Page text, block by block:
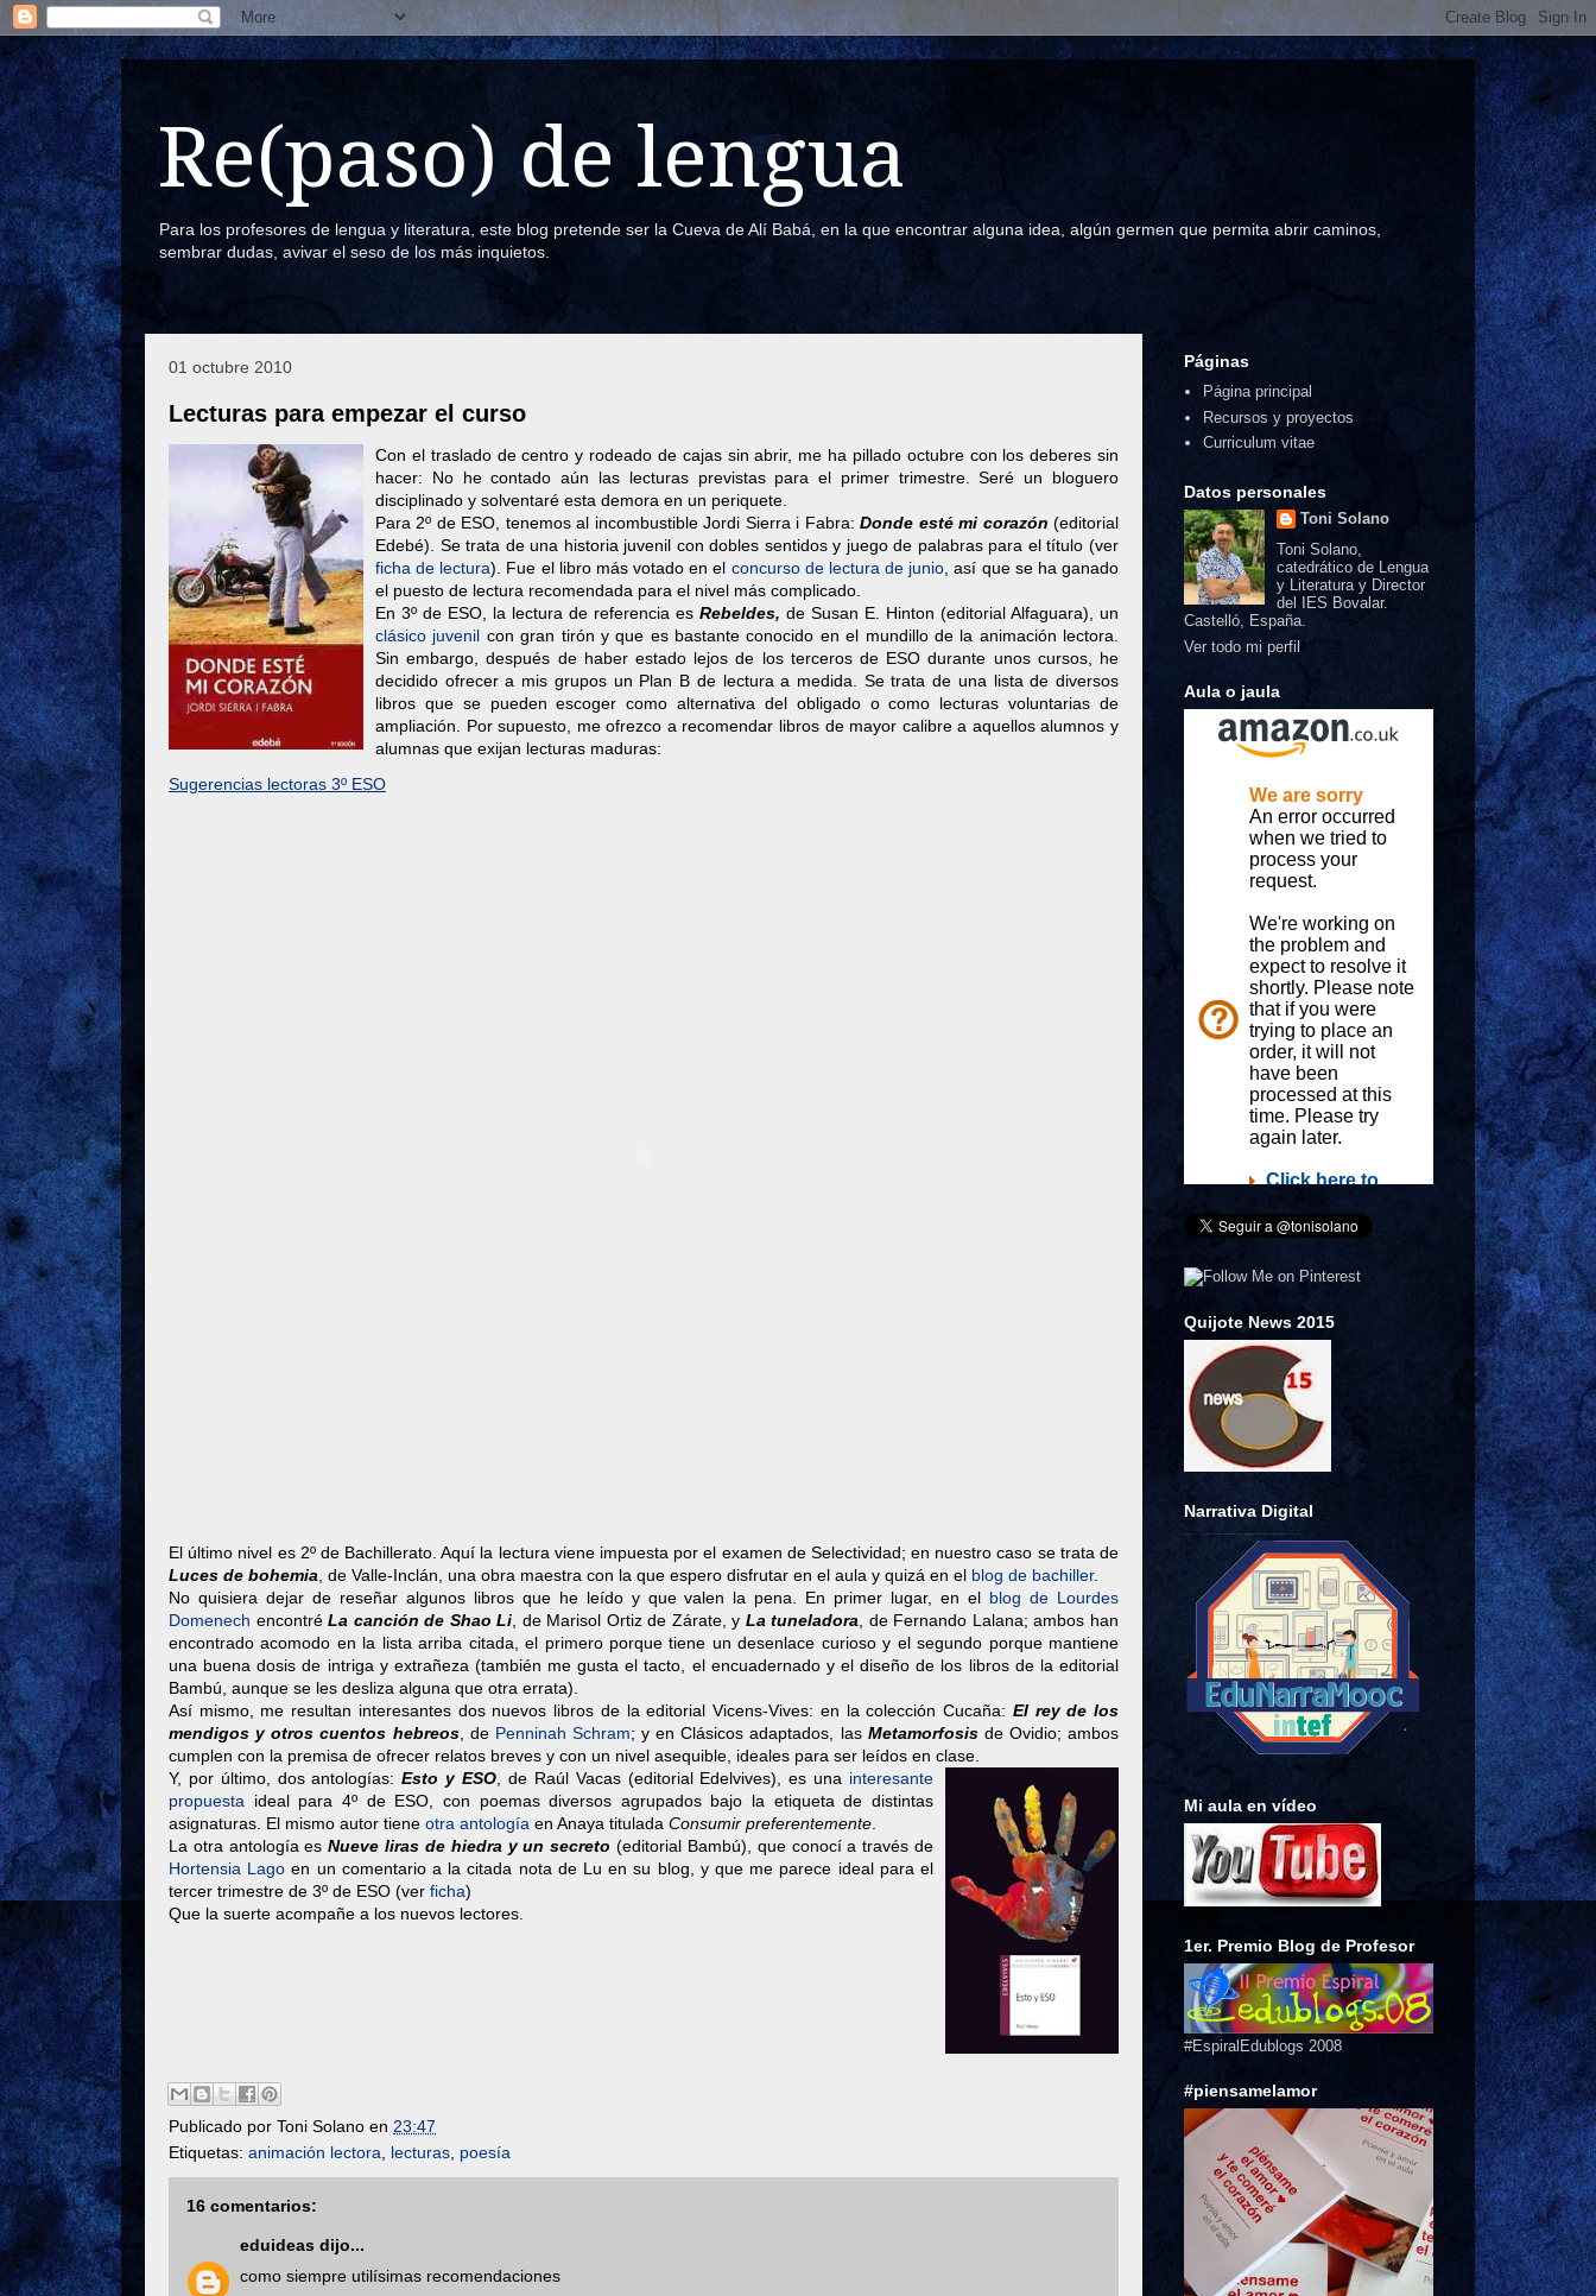
Re(paso) de lengua
Para los profesores de lengua y literatura, este blog pretende ser la Cueva de Alí Babá, en la que encontrar alguna idea, algún germen que permita abrir caminos,
sembrar dudas, avivar el seso de los más inquietos.
01 octubre 2010
Lecturas para empezar el curso
Con el traslado de centro y rodeado de cajas sin abrir, me ha pillado octubre con los deberes sin
hacer: No he contado aún las lecturas previstas para el primer trimestre. Seré un bloguero
disciplinado y solventaré esta demora en un periquete.
Para 2º de ESO, tenemos al incombustible Jordi Sierra i Fabra:Donde esté mi corazón(editorial
Edebé). Se trata de una historia juvenil con dobles sentidos y juego de palabras para el título (ver
ficha de lectura). Fue el libro más votado en el concurso de lectura de junio , así que se ha ganado
el puesto de lectura recomendada para el nivel más complicado.
En 3º de ESO, la lectura de referencia es Rebeldes, de Susan E. Hinton (editorial Alfaguara), un
clásico juvenil con gran tirón y que es bastante conocido en el mundillo de la animación lectora.
Sin embargo, después de haber estado lejos de los terceros de ESO durante unos cursos, he
decidido ofrecer a mis grupos un Plan B de lectura a medida. Se trata de una lista de diversos
libros que se pueden escoger como alternativa del obligado o como lecturas voluntarias de
ampliación. Por supuesto, me ofrezco a recomendar libros de mayor calibre a aquellos alumnos y
alumnas que exijan lecturas maduras:
Sugerencias lectoras 3º ESO
El último nivel es 2º de Bachillerato. Aquí la lectura viene impuesta por el examen de Selectividad; en nuestro caso se trata de
Luces de bohemia , de Valle-Inclán, una obra maestra con la que espero disfrutar en el aula y quizá en el blog de bachiller.
No quisiera dejar de reseñar algunos libros que he leído y que valen la pena. En primer lugar, en el blog de Lourdes
Domenech encontréLa canción de Shao Li , de Marisol Ortiz de Zárate, y La tuneladora , de Fernando Lalana; ambos han
encontrado acomodo en la lista arriba citada, el primero porque tiene un desenlace curioso y el segundo porque mantiene
una buena dosis de intriga y extrañeza (también me gusta el tacto, el encuadernado y el diseño de los libros de la editorial
Bambú, aunque se les desliza alguna que otra errata).
Así mismo, me resultan interesantes dos nuevos libros de la editorial Vicens-Vives: en la colección Cucaña: El rey de los
mendigos y otros cuentos hebreos, de Penninah Schram; y en Clásicos adaptados, las Metamorfosisde Ovidio; ambos
cumplen con la premisa de ofrecer relatos breves y con un nivel asequible, ideales para ser leídos en clase.
Y, por último, dos antologías:Esto y ESO , de Raúl Vacas (editorial Edelvives), es una interesante
propuesta ideal para 4º de ESO, con poemas diversos agrupados bajo la etiqueta de distintas
asignaturas. El mismo autor tiene otra antología en Anaya titulada Consumir preferentemente
La otra antología esNueve liras de hiedra y un secreto (editorial Bambú), que conocí a través de
Hortensia Lago en un comentario a la citada nota de Lu en su blog, y que me parece ideal para el
tercer trimestre de 3º de ESO (ver ficha)
Que la suerte acompañe a los nuevos lectores.
Publicado por Toni Solano en 23:47
Etiquetas: animación lectora lecturas poesía
16 comentarios:
eduideas dijo...
como siempre utilísimas recomendaciones
Páginas
Página principal
Recursos y proyectos
Curriculum vitae
Datos personales
Toni Solano
Toni Solano,
catedrático de Lengua
y Literatura y Director
del IES Bovalar.
Castelló, España.
Ver todo mi perfil
Aula o jaula
Quijote News 2015
Narrativa Digital
Mi aula en vídeo
1er. Premio Blog de Profesor
#EspiralEdublogs 2008
#piensamelamor